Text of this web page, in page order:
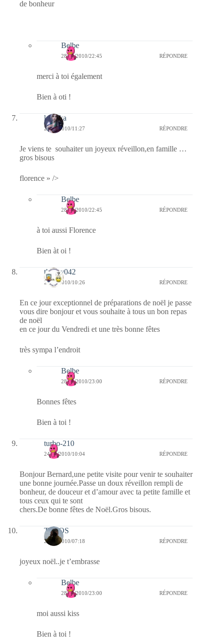
de bonheur
Belbe
28/12/2010/22:45 RÉPONDRE
merci à toi également
Bien à oti !
kalinka
24/12/2010/11:27 RÉPONDRE
Je viens te souhaiter un joyeux réveillon,en famille …
gros bisous
florence » />
Belbe
28/12/2010/22:45 RÉPONDRE
à toi aussi Florence
Bien àt oi !
thierry042
24/12/2010/10:26 RÉPONDRE
En ce jour exceptionnel de préparations de noël je passe
vous dire bonjour et vous souhaite à tous un bon repas
de noël
en ce jour du Vendredi et une très bonne fêtes
très sympa l’endroit
Belbe
28/12/2010/23:00 RÉPONDRE
Bonnes fêtes
Bien à toi !
turbo-210
24/12/2010/10:04 RÉPONDRE
Bonjour Bernard,une petite visite pour venir te souhaiter
une bonne journée.Passe un doux réveillon rempli de
bonheur, de douceur et d’amour avec ta petite famille et
tous ceux qui te sont
chers.De bonne fêtes de Noël.Gros bisous.
TELOS
24/12/2010/07:18 RÉPONDRE
joyeux noël..je t’embrasse
Belbe
28/12/2010/23:00 RÉPONDRE
moi aussi kiss
Bien à toi !